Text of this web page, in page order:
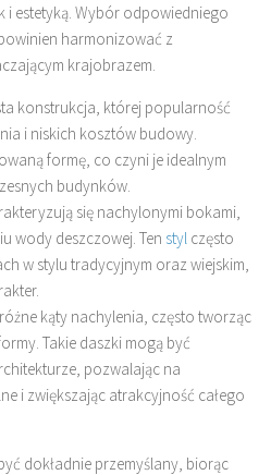
estetyką. Wybór odpowiedniego
harmonizować z
krajobrazem.
konstrukcja, której popularność
i niskich kosztów budowy.
formę, co czyni je idealnym
budynków.
się nachylonymi bokami,
wody deszczowej. Ten styl często
w stylu tradycyjnym oraz wiejskim,
kąty nachylenia, często tworząc
Takie daszki mogą być
pozwalając na
i zwiększając atrakcyjność całego
dokładnie przemyślany, biorąc